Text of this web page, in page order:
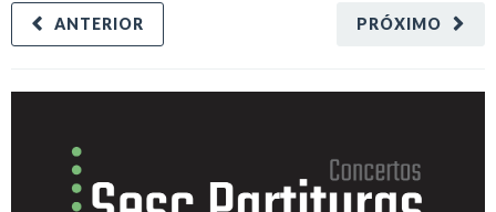
PRÓXIMO
ANTERIOR